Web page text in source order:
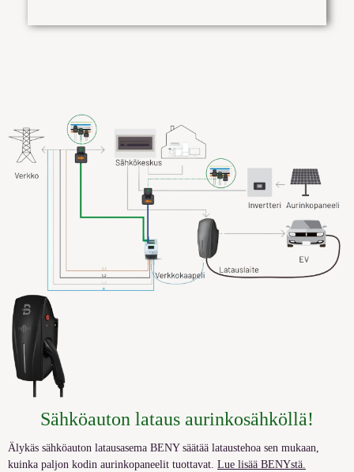
Sähköauton lataus aurinkosähköllä!
Älykäs sähköauton latausasema BENY säätää lataustehoa sen mukaan,
kuinka paljon kodin aurinkopaneelit tuottavat. Lue lisää BENYstä.